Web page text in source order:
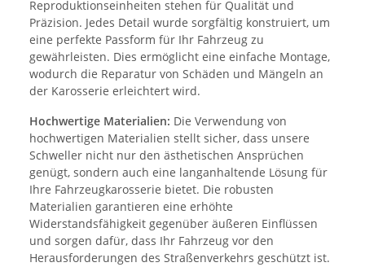
Reproduktionseinheiten stehen für Qualität und
Präzision. Jedes Detail wurde sorgfältig konstruiert, um
eine perfekte Passform für Ihr Fahrzeug zu
gewährleisten. Dies ermöglicht eine einfache Montage,
wodurch die Reparatur von Schäden und Mängeln an
der Karosserie erleichtert wird.
Hochwertige Materialien: Die Verwendung von
hochwertigen Materialien stellt sicher, dass unsere
Schweller nicht nur den ästhetischen Ansprüchen
genügt, sondern auch eine langanhaltende Lösung für
Ihre Fahrzeugkarosserie bietet. Die robusten
Materialien garantieren eine erhöhte
Widerstandsfähigkeit gegenüber äußeren Einflüssen
und sorgen dafür, dass Ihr Fahrzeug vor den
Herausforderungen des Straßenverkehrs geschützt ist.